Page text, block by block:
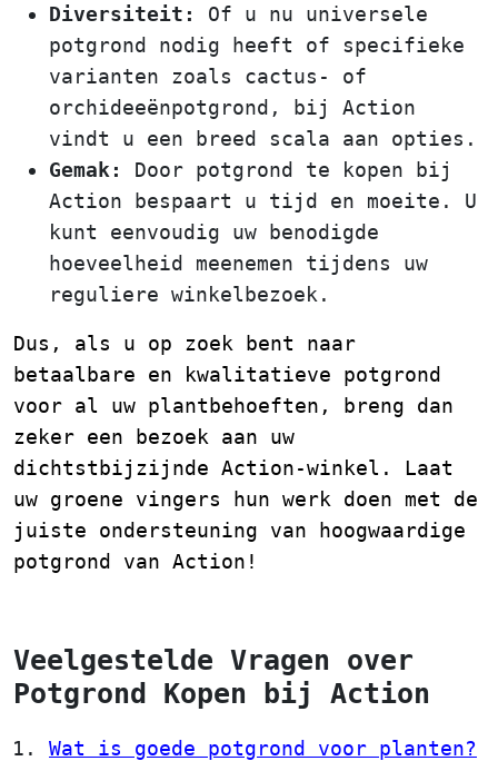
Diversiteit:
Of u nu universele
potgrond nodig heeft of specifieke
varianten zoals cactus- of
orchideeënpotgrond, bij Action
vindt u een breed scala aan opties.
Gemak:
Door potgrond te kopen bij
Action bespaart u tijd en moeite. U
kunt eenvoudig uw benodigde
hoeveelheid meenemen tijdens uw
reguliere winkelbezoek.
Dus, als u op zoek bent naar
betaalbare en kwalitatieve potgrond
voor al uw plantbehoeften, breng dan
zeker een bezoek aan uw
dichtstbijzijnde Action-winkel. Laat
uw groene vingers hun werk doen met de
juiste ondersteuning van hoogwaardige
potgrond van Action!
Veelgestelde Vragen over
Potgrond Kopen bij Action
Wat is goede potgrond voor planten?